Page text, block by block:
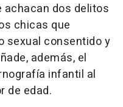
achacan dos delitos
chicas que
sexual consentido y
además, el
infantil al
de edad.